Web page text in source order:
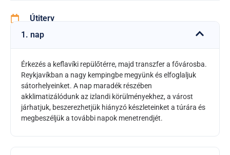
Útiterv
1. nap
Érkezés a keflavíki repülőtérre, majd transzfer a fővárosba.
Reykjavíkban a nagy kempingbe megyünk és elfoglaljuk
sátorhelyeinket. A nap maradék részében
akklimatizálódunk az izlandi körülményekhez, a várost
járhatjuk, beszerezhetjük hiányzó készleteinket a túrára és
megbeszéljük a további napok menetrendjét.